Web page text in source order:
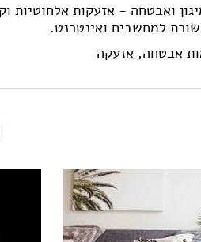
ואבטחה - אזעקות אלחוטיות
למחשבים ואינטרנט.
אבטחה, אזעקה